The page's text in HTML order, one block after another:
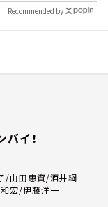
Recommended by
イ！
/山田惠資/酒井綱一
宏/伊藤洋一